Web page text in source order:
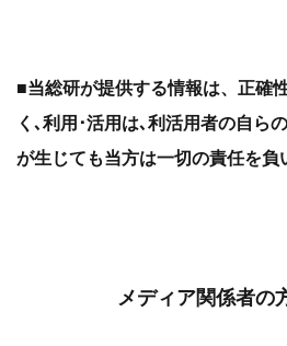
■当総研​が提供する情報は、正確
く､利用･活用は､利活用者の自ら
が生じても当方は一切の責任を負
メディア関係者の